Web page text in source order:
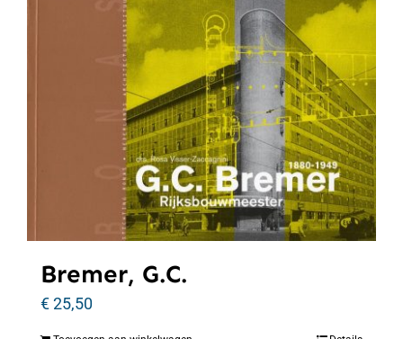
Bremer, G.C.
€25,50